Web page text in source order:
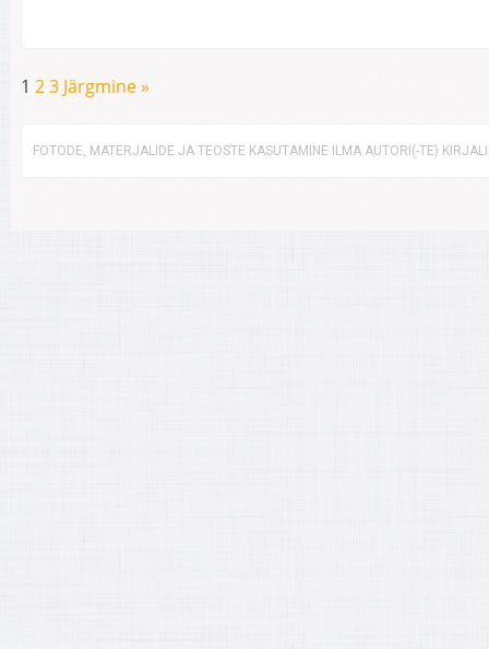
1 23 Järgmine »
FOTODE, MATERJALIDE JA TEOSTE KASUTAMINE ILMA AUTORI(-TE)